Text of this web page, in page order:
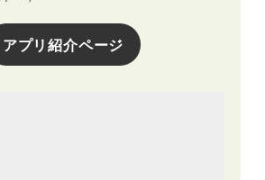
アプリ紹介ページ